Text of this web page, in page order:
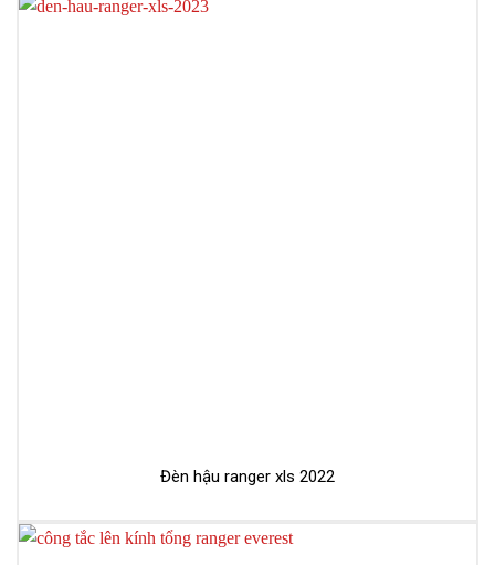
Đèn hậu ranger xls 2022